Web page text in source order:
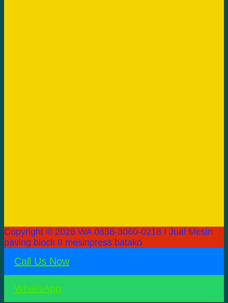
Copyright © 2026 WA 0838-3060-0218 I Jual Mesin
paving block II mesinpress batako
Call Us Now
WhatsApp